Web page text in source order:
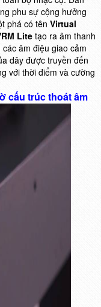
phu sự cộng hưởng
phá có tên Virtual
Litetạo ra âm thanh
âm điệu giao cảm
dây được truyền đến
với thời điểm và cường
cấu trúc thoát âm